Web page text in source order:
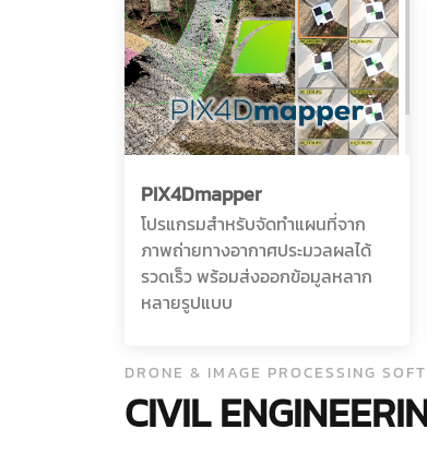
PIX4Dmapper
โปรแกรมสำหรับจัดทำแผนที่จาก
ภาพถ่ายทางอากาศประมวลผลได้
รวดเร็ว พร้อมส่งออกข้อมูลหลาก
หลายรูปแบบ
DRONE & IMAGE PROCESSING
CIVIL